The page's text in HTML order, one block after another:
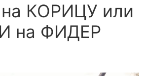
КОРИЦУ или
на ФИДЕР